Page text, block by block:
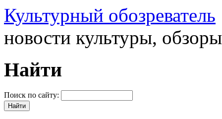
Культурный обозреватель
новости культуры,
Найти
Поиск по сайту: